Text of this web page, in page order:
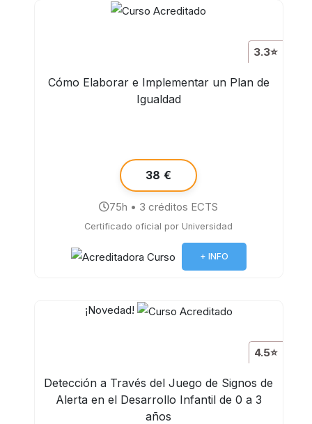
3.3⭐
Cómo Elaborar e Implementar un Plan de
Igualdad
38 €
75h • 3 créditos ECTS
Certificado oficial por Universidad
+ INFO
¡Novedad!
4.5⭐
Detección a Través del Juego de Signos de
Alerta en el Desarrollo Infantil de 0 a 3
años